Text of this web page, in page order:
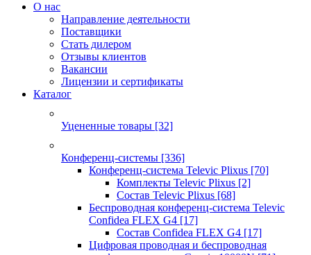
О нас
Направление деятельности
Поставщики
Стать дилером
Отзывы клиентов
Вакансии
Лицензии и сертификаты
Каталог
Уцененные товары [32]
Конференц-системы [336]
Конференц-система Televic Plixus [70]
Комплекты Televic Plixus [2]
Состав Televic Plixus [68]
Беспроводная конференц-система Televic
Confidea FLEX G4 [17]
Состав Confidea FLEX G4 [17]
Цифровая проводная и беспроводная